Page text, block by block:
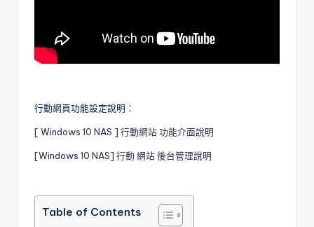
行動網頁功能設定說明：
[ Windows 10 NAS ] 行動網站 功能介面說明
[Windows 10 NAS] 行動 網站 後台管理說明
Table of Contents